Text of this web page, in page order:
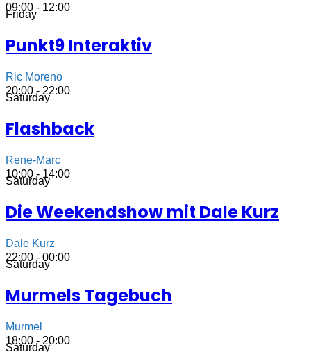
09:00 - 12:00
Friday
Punkt9 Interaktiv
Ric Moreno
20:00 - 22:00
Saturday
Flashback
Rene-Marc
10:00 - 14:00
Saturday
Die Weekendshow mit Dale Kurz
Dale Kurz
22:00 - 00:00
Saturday
Murmels Tagebuch
Murmel
18:00 - 20:00
Saturday